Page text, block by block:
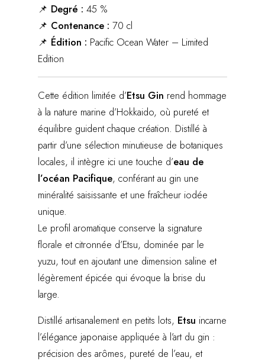
📌 Degré : 45 %
📌 Contenance : 70 cl
📌 Édition : Pacific Ocean Water – Limited
Edition
Cette édition limitée d’Etsu Gin rend hommage
à la nature marine d’Hokkaido, où pureté et
équilibre guident chaque création. Distillé à
partir d’une sélection minutieuse de botaniques
locales, il intègre ici une touche d’eau de
l’océan Pacifique, conférant au gin une
minéralité saisissante et une fraîcheur iodée
unique.
Le profil aromatique conserve la signature
florale et citronnée d’Etsu, dominée par le
yuzu, tout en ajoutant une dimension saline et
légèrement épicée qui évoque la brise du
large.
Distillé artisanalement en petits lots, Etsu incarne
l’élégance japonaise appliquée à l’art du gin :
précision des arômes, pureté de l’eau, et